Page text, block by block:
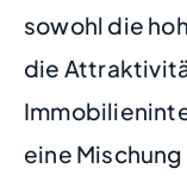
sowohl die
die
eine